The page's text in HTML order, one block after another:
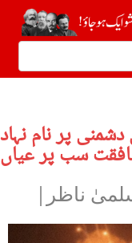
پر نام نہاد
سب پر عیاں
ناظر|